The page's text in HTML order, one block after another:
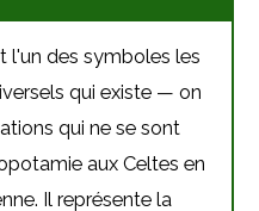
l'un des symboles les
qui existe — on
qui ne se sont
aux Celtes en
Il représente la